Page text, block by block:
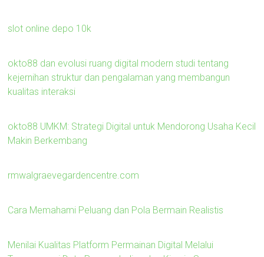
slot online depo 10k
okto88 dan evolusi ruang digital modern studi tentang
kejernihan struktur dan pengalaman yang membangun
kualitas interaksi
okto88 UMKM: Strategi Digital untuk Mendorong Usaha Kecil
Makin Berkembang
rmwalgraevegardencentre.com
Cara Memahami Peluang dan Pola Bermain Realistis
Menilai Kualitas Platform Permainan Digital Melalui